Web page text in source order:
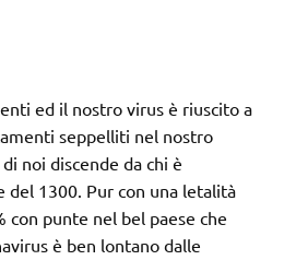
ed il nostro virus è riuscito a
seppelliti nel nostro
noi discende da chi è
del 1300. Pur con una letalità
punte nel bel paese che
è ben lontano dalle